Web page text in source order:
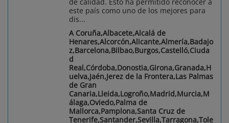
de calidad. Esto ha permitido reconocer a
este país como uno de los mejores para
dis...
A Coruña,Albacete,Alcalá de
Henares,Alcorcón,Alicante,Almería,Badajo
z,Barcelona,Bilbao,Burgos,Castelló,Ciuda
d
Real,Córdoba,Donostia,Girona,Granada,H
uelva,Jaén,Jerez de la Frontera,Las Palmas
de Gran
Canaria,Lleida,Logroño,Madrid,Murcia,M
álaga,Oviedo,Palma de
Mallorca,Pamplona,Santa Cruz de
Tenerife,Santander,Sevilla,Tarragona,Tole